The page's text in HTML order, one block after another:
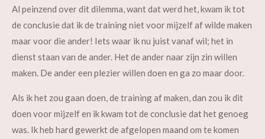
Al peinzend over dit dilemma, want dat werd het, kwam ik tot
de conclusie dat ik de training niet voor mijzelf af wilde maken
maar voor die ander! Iets waar ik nu juist vanaf wil; het in
dienst staan van de ander. Het de ander naar zijn zin willen
maken. De ander een plezier willen doen en ga zo maar door.
Als ik het zou gaan doen, de training af maken, dan zou ik dit
doen voor mijzelf en ik kwam tot de conclusie dat het genoeg
was. Ik heb hard gewerkt de afgelopen maand om te komen